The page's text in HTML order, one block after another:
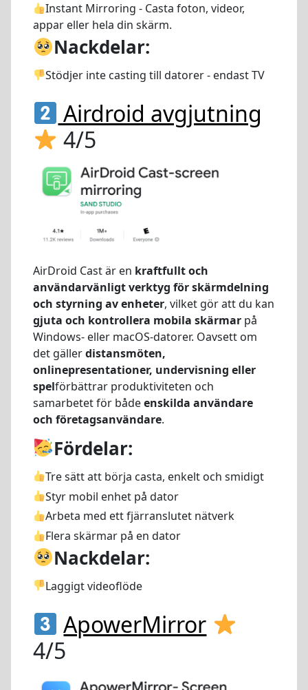
Instant Mirroring - Casta foton, videor,
appar eller hela din skärm.
Nackdelar:
Stödjer inte casting till datorer - endast TV
Airdroid avgjutning
4/5
AirDroid Cast är en kraftfullt och
användarvänligt verktyg för skärmdelning
och styrning av enheter, vilket gör att du kan
gjuta och kontrollera mobila skärmar på
Windows- eller macOS-datorer. Oavsett om
det gällerdistansmöten,
onlinepresentationer, undervisning eller
spelförbättrar produktiviteten och
samarbetet för bådeenskilda användare
och företagsanvändare.
Fördelar:
Tre sätt att börja casta, enkelt och smidigt
Styr mobil enhet på dator
Arbeta med ett fjärranslutet nätverk
Flera skärmar på en dator
Nackdelar:
Laggigt videoflöde
ApowerMirror
4/5